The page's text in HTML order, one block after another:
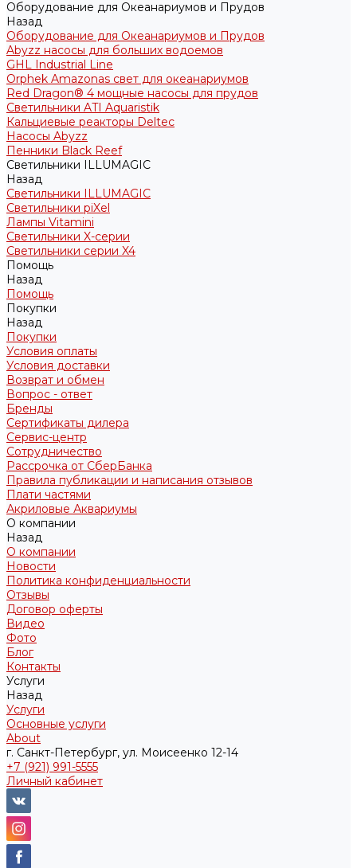
Оборудование для Океанариумов и Прудов
Назад
Оборудование для Океанариумов и Прудов
Abyzz насосы для больших водоемов
GHL Industrial Line
Orphek Amazonas свет для океанариумов
Red Dragon® 4 мощные насосы для прудов
Светильники ATI Aquaristik
Кальциевые реакторы Deltec
Насосы Abyzz
Пенники Black Reef
Светильники ILLUMAGIC
Назад
Светильники ILLUMAGIC
Светильники piXel
Лампы Vitamini
Светильники X-серии
Светильники серии X4
Помощь
Назад
Помощь
Покупки
Назад
Покупки
Условия оплаты
Условия доставки
Возврат и обмен
Вопрос - ответ
Бренды
Сертификаты дилера
Сервис-центр
Сотрудничество
Рассрочка от СберБанка
Правила публикации и написания отзывов
Плати частями
Акриловые Аквариумы
О компании
Назад
О компании
Новости
Политика конфиденциальности
Отзывы
Договор оферты
Видео
Фото
Блог
Контакты
Услуги
Назад
Услуги
Основные услуги
About
г. Санкт-Петербург, ул. Моисеенко 12-14
+7 (921) 991-5555
Личный кабинет